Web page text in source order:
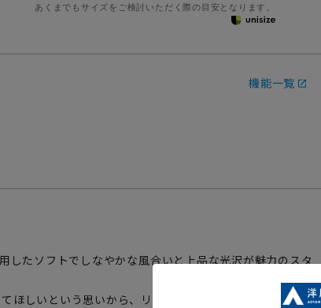
あくまでもサイズをご検討いただく際の目安となります。
機能一覧
したソフトでしなやかな風合いと上品な光沢が魅力のスタ
ほしいという思いから、リーズナブルな価格にて企画した